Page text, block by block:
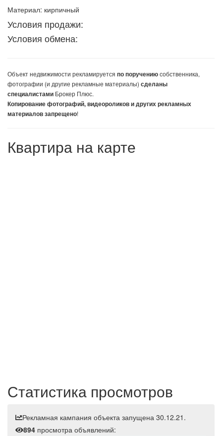
Материал: кирпичный
Условия продажи:
Условия обмена:
Объект недвижимости рекламируется по поручениюсобственника,
фотографии (и другие рекламные материалы) сделаны
специалистами Брокер Плюс.
Копирование фотографий, видеороликов и других рекламных
материалов запрещено!
Квартира на карте
Статистика просмотров
Рекламная кампания объекта запущена 30.12.21.
894 просмотра объявлений: